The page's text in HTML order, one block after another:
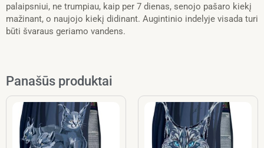
palaipsniui, ne trumpiau, kaip per 7 dienas, senojo pašaro kiekį
mažinant, o naujojo kiekį didinant. Augintinio indelyje visada turi
būti švaraus geriamo vandens.
Panašūs produktai